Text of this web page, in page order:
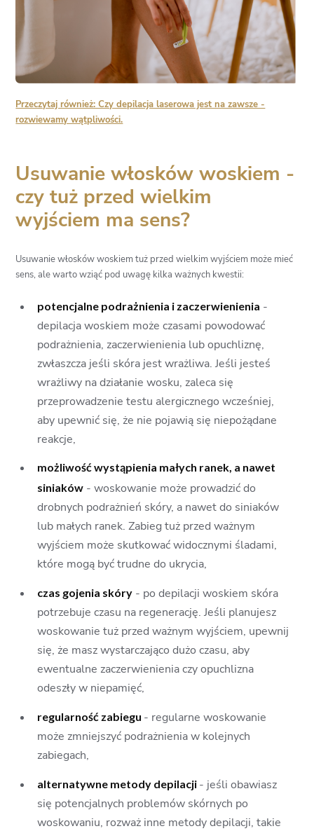
Przeczytaj również: Czy depilacja laserowa jest na zawsze -
rozwiewamy wątpliwości.
Usuwanie włosków woskiem -
czy tuż przed wielkim
wyjściem ma sens?
Usuwanie włosków woskiem tuż przed wielkim wyjściem może mieć
sens, ale warto wziąć pod uwagę kilka ważnych kwestii:
potencjalne podrażnienia i zaczerwienienia -
depilacja woskiem może czasami powodować
podrażnienia, zaczerwienienia lub opuchliznę,
zwłaszcza jeśli skóra jest wrażliwa. Jeśli jesteś
wrażliwy na działanie wosku, zaleca się
przeprowadzenie testu alergicznego wcześniej,
aby upewnić się, że nie pojawią się niepożądane
reakcje,
możliwość wystąpienia małych ranek, a nawet
siniaków- woskowanie może prowadzić do
drobnych podrażnień skóry, a nawet do siniaków
lub małych ranek. Zabieg tuż przed ważnym
wyjściem może skutkować widocznymi śladami,
które mogą być trudne do ukrycia,
czas gojenia skóry- po depilacji woskiem skóra
potrzebuje czasu na regenerację. Jeśli planujesz
woskowanie tuż przed ważnym wyjściem, upewnij
się, że masz wystarczająco dużo czasu, aby
ewentualne zaczerwienienia czy opuchlizna
odeszły w niepamięć,
regularność zabiegu - regularne woskowanie
może zmniejszyć podrażnienia w kolejnych
zabiegach,
alternatywne metody depilacji - jeśli obawiasz
się potencjalnych problemów skórnych po
woskowaniu, rozważ inne metody depilacji, takie